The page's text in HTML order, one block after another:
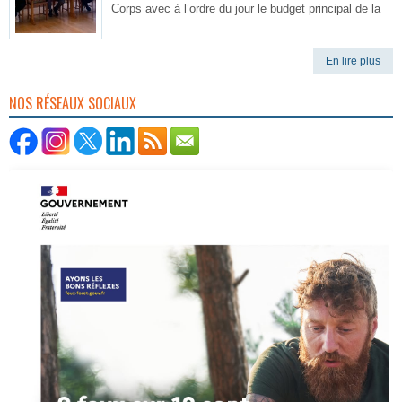
Corps avec à l’ordre du jour le budget principal de la
En lire plus
NOS RÉSEAUX SOCIAUX